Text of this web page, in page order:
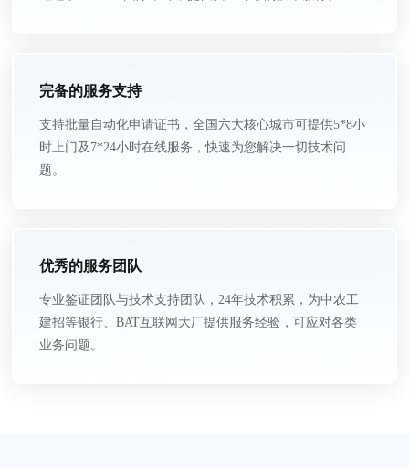
完备的服务支持
支持批量自动化申请证书，全国六大核心城市可提供5*8小
时上门及7*24小时在线服务，快速为您解决一切技术问
题。
优秀的服务团队
专业鉴证团队与技术支持团队，24年技术积累，为中农工
建招等银行、BAT互联网大厂提供服务经验，可应对各类
业务问题。